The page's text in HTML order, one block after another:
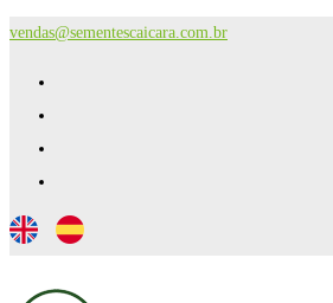
vendas@sementescaicara.com.br